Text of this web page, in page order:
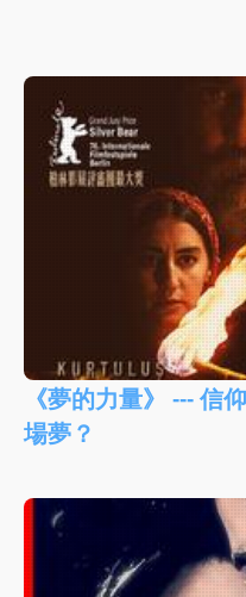
《夢的力量》 --- 信
場夢？